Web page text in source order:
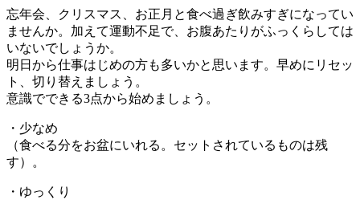
忘年会、クリスマス、お正月と食べ過ぎ飲みすぎになってい
ませんか。加えて運動不足で、お腹あたりがふっくらしては
いないでしょうか。
明日から仕事はじめの方も多いかと思います。早めにリセッ
ト、切り替えましょう。
意識でできる3点から始めましょう。
・少なめ
（食べる分をお盆にいれる。セットされているものは残
す）。
・ゆっくり